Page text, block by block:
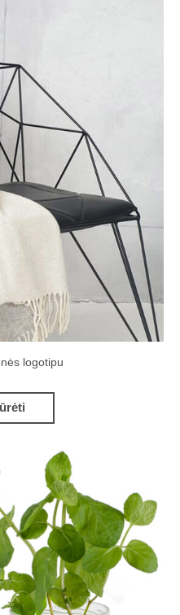
logotipu